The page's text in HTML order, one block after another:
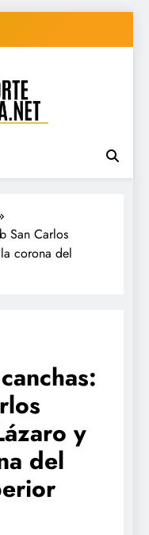
AL DIA •
Deportivo
San Carlos
corona del
y
del